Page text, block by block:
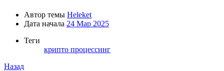
Автор темы Heleket
Дата начала 24 Мар 2025
Теги
крипто процессинг
Назад